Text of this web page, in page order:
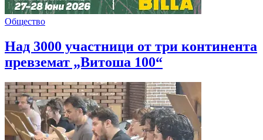
Общество
Над 3000 участници от три континента
превземат „Витоша 100“